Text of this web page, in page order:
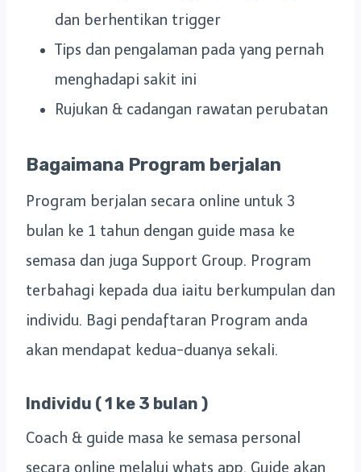
dan berhentikan trigger
Tips dan pengalaman pada yang pernah
menghadapi sakit ini
Rujukan & cadangan rawatan perubatan
Bagaimana Program berjalan
Program berjalan secara online untuk 3
bulan ke 1 tahun dengan guide masa ke
semasa dan juga Support Group. Program
terbahagi kepada dua iaitu berkumpulan dan
individu. Bagi pendaftaran Program anda
akan mendapat kedua-duanya sekali.
Individu ( 1 ke 3 bulan )
Coach & guide masa ke semasa personal
secara online melalui whats app. Guide akan